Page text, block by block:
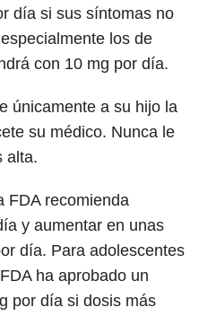
día si sus síntomas no
los de
con 10 mg por día.
únicamente a su hijo la
su médico. Nunca le
alta.
FDA recomienda
y aumentar en unas
día. Para adolescentes
ha aprobado un
por día si dosis más